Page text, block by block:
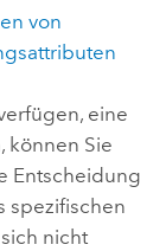
von
eine
können Sie
Entscheidung
spezifischen
nicht